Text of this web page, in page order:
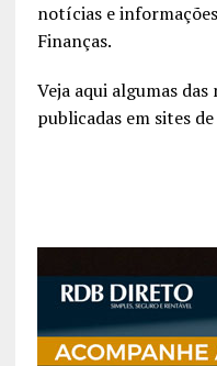
notícias e
Finanças.
Veja aqui algumas
publicadas em sites